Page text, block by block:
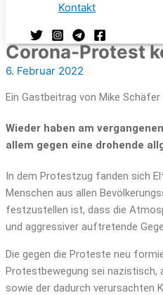
Kontakt
Corona-Protest
6. Februar 2022
Ein Gastbeitrag von Mike Schäfer
Wieder haben am
allem gegen eine drohende
In dem Protestzug fanden sich
Menschen aus allen
festzustellen ist, dass die
und aggressiver auftretende
Die gegen die Proteste neu
Protestbewegung sei nazistisch,
sowie der dadurch verursachten